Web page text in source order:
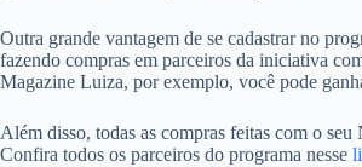
Outra grande vantagem de se cadastrar no
fazendo compras em parceiros da iniciativa
Magazine Luiza, por exemplo, você pode
Além disso, todas as compras feitas com o seu
Confira todos os parceiros do programa nesse